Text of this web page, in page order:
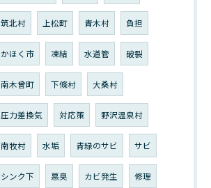
筑北村 上松町 青木村 負担
かほく市 凍結 水道管 破裂
南木曾町 下條村 大桑村
圧力差換気 対応策 野沢温泉村
南牧村 水垢 青緑のサビ サビ
シンク下 悪臭 カビ発生 修理